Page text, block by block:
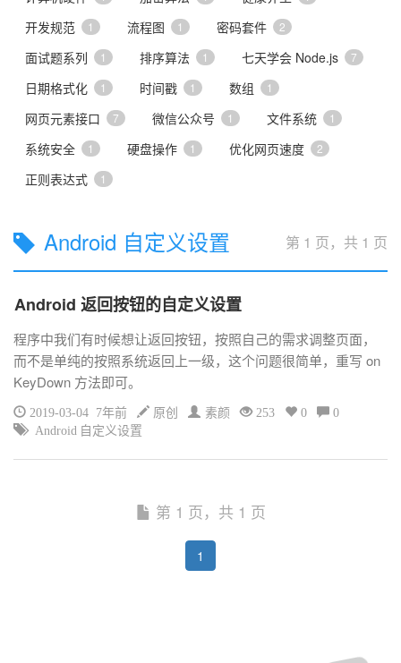
开发规范 1 流程图 1 密码套件 2
面试题系列 1 排序算法 1 七天学会 Node.js 7
日期格式化 1 时间戳 1 数组 1
网页元素接口 7 微信公众号 1 文件系统 1
系统安全 1 硬盘操作 1 优化网页速度 2
正则表达式 1
Android 自定义设置 第 1 页，共 1 页
Android 返回按钮的自定义设置
程序中我们有时候想让返回按钮，按照自己的需求调整页面，
而不是单纯的按照系统返回上一级，这个问题很简单，重写 on
KeyDown 方法即可。
2019-03-04 7年前 原创 素颜 253 0
0
Android 自定义设置
第 1 页，共 1 页
1